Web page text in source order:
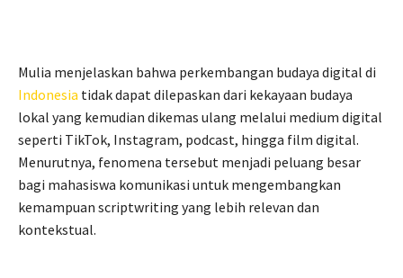
Mulia menjelaskan bahwa perkembangan budaya digital di
Indonesia tidak dapat dilepaskan dari kekayaan budaya
lokal yang kemudian dikemas ulang melalui medium digital
seperti TikTok, Instagram, podcast, hingga film digital.
Menurutnya, fenomena tersebut menjadi peluang besar
bagi mahasiswa komunikasi untuk mengembangkan
kemampuan scriptwriting yang lebih relevan dan
kontekstual.